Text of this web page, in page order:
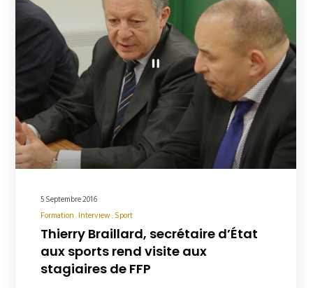
5 Septembre 2016
Formation Interview Sport
Thierry Braillard, secrétaire d’État
aux sports rend visite aux
stagiaires de FFP